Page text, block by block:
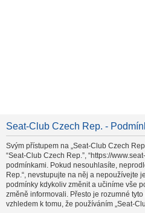
Seat-Club Czech Rep. -
Svým přístupem na „Seat-Club Czech
“Seat-Club Czech Rep.”, “https://
podmínkami. Pokud nesouhlasíte,
Rep.“, nevstupujte na něj a nepoužívejte
podmínky kdykoliv změnit a učiníme vše
změně informovali. Přesto je rozumné
vzhledem k tomu, že používáním „Seat-